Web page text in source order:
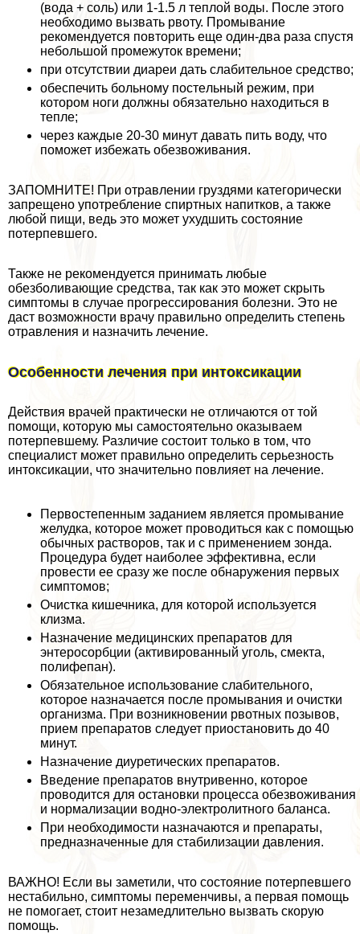
(вода + соль) или 1-1.5 л теплой воды. После этого
необходимо вызвать рвоту. Промывание
рекомендуется повторить еще один-два раза спустя
небольшой промежуток времени;
при отсутствии диареи дать слабительное средство;
обеспечить больному пocтeльный режим, при
котором ноги должны обязательно находиться в
тепле;
через каждые 20-30 минут давать пить воду, что
поможет избежать обезвоживания.
ЗАПОМНИТЕ! При отравлении груздями категорически
запрещено употрeбление спиртных напитков, а также
любой пищи, ведь это может ухудшить состояние
потерпевшего.
Также не рекомендуется принимать любые
обезболивающие средства, так как это может скрыть
симптомы в случае прогрессирования болезни. Это не
даст возможности врачу правильно определить степень
отравления и назначить лечение.
Особенности лечения при интоксикации
Действия врачей пpaктически не отличаются от той
помощи, которую мы самостоятельно оказываем
потерпевшему. Различие состоит только в том, что
специалист может правильно определить серьезность
интоксикации, что значительно повлияет на лечение.
Первостепенным заданием является промывание
желудка, которое может проводиться как с помощью
обычных растворов, так и с применением зонда.
Процедypa будет наиболее эффективна, если
провести ее сразу же после обнаружения первых
симптомов;
Очистка кишечника, для которой используется
клизма.
Назначение медицинских препаратов для
энтеросорбции (активированный уголь, смекта,
полифепан).
Обязательное использование слабительного,
которое назначается после промывания и очистки
организма. При возникновении рвотных позывов,
прием препаратов следует приостановить до 40
минут.
Назначение диуретических препаратов.
Введение препаратов внутривенно, которое
проводится для остановки процесса обезвоживания
и нормализации водно-электролитного баланса.
При необходимости назначаются и препараты,
предназначенные для стабилизации давления.
ВАЖНО! Если вы заметили, что состояние потерпевшего
нестабильно, симптомы переменчивы, а первая помощь
не помогает, стоит незамедлительно вызвать скорую
помощь.